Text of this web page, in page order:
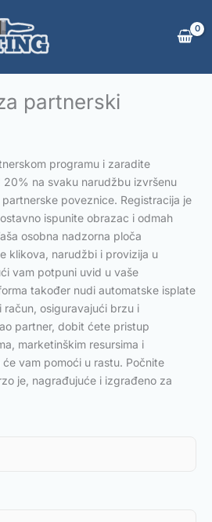
partnerski
programu i zaradite
na svaku narudžbu izvršenu
poveznice. Registracija je
ispunite obrazac i odmah
osobna nadzorna ploča
klikova, narudžbi i provizija u
vam potpuni uvid u vaše
također nudi automatske isplate
račun, osiguravajući brzu i
partner, dobit ćete pristup
marketinškim resursima i
vam pomoći u rastu. Počnite
je, nagrađujuće i izgrađeno za